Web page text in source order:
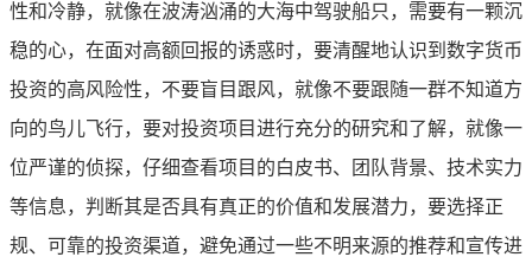
性和冷静，就像在波涛汹涌的大海中驾驶船只，需要有一颗沉
稳的心，在面对高额回报的诱惑时，要清醒地认识到数字货币
投资的高风险性，不要盲目跟风，就像不要跟随一群不知道方
向的鸟儿飞行，要对投资项目进行充分的研究和了解，就像一
位严谨的侦探，仔细查看项目的白皮书、团队背景、技术实力
等信息，判断其是否具有真正的价值和发展潜力，要选择正
规、可靠的投资渠道，避免通过一些不明来源的推荐和宣传进